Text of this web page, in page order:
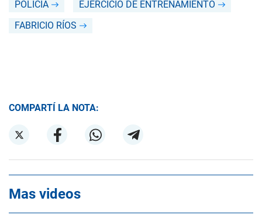
POLICÍA
EJERCICIO DE ENTRENAMIENTO
FABRICIO RÍOS
COMPARTÍ LA NOTA:
Mas videos